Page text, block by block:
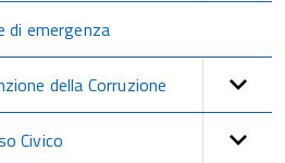
di emergenza
della Corruzione
Civico